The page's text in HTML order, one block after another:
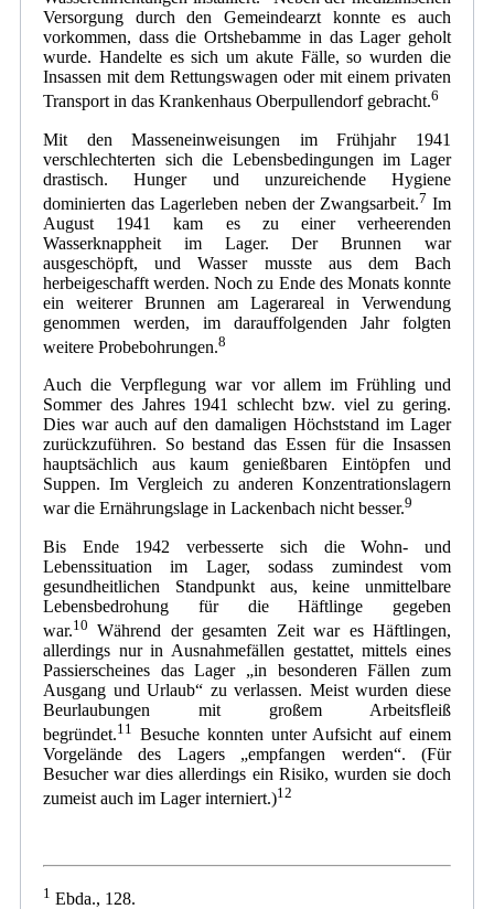
Versorgung durch den Gemeindearzt konnte es auch
vorkommen, dass die Ortshebamme in das Lager geholt
wurde. Handelte es sich um akute Fälle, so wurden die
Insassen mit dem Rettungswagen oder mit einem privaten
Transport in das Krankenhaus Oberpullendorf gebracht.6
Mit den Masseneinweisungen im Frühjahr 1941
verschlechterten sich die Lebensbedingungen im Lager
drastisch. Hunger und unzureichende Hygiene
dominierten das Lagerleben neben der Zwangsarbeit.7 Im
August 1941 kam es zu einer verheerenden
Wasserknappheit im Lager. Der Brunnen war
ausgeschöpft, und Wasser musste aus dem Bach
herbeigeschafft werden. Noch zu Ende des Monats konnte
ein weiterer Brunnen am Lagerareal in Verwendung
genommen werden, im darauffolgenden Jahr folgten
weitere Probebohrungen.8
Auch die Verpflegung war vor allem im Frühling und
Sommer des Jahres 1941 schlecht bzw. viel zu gering.
Dies war auch auf den damaligen Höchststand im Lager
zurückzuführen. So bestand das Essen für die Insassen
hauptsächlich aus kaum genießbaren Eintöpfen und
Suppen. Im Vergleich zu anderen Konzentrationslagern
war die Ernährungslage in Lackenbach nicht besser.9
Bis Ende 1942 verbesserte sich die Wohn- und
Lebenssituation im Lager, sodass zumindest vom
gesundheitlichen Standpunkt aus, keine unmittelbare
Lebensbedrohung für die Häftlinge gegeben
war.10 Während der gesamten Zeit war es Häftlingen,
allerdings nur in Ausnahmefällen gestattet, mittels eines
Passierscheines das Lager „in besonderen Fällen zum
Ausgang und Urlaub“ zu verlassen. Meist wurden diese
Beurlaubungen mit großem Arbeitsfleiß
begründet.11 Besuche konnten unter Aufsicht auf einem
Vorgelände des Lagers „empfangen werden“. (Für
Besucher war dies allerdings ein Risiko, wurden sie doch
zumeist auch im Lager interniert.)12
1 Ebda., 128.